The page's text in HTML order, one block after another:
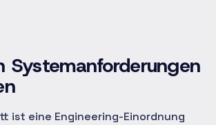
Systemanforderungen
ist eine Engineering-Einordnung